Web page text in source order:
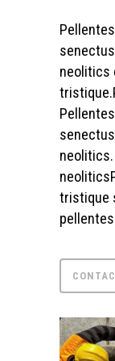
neolitics
tristique